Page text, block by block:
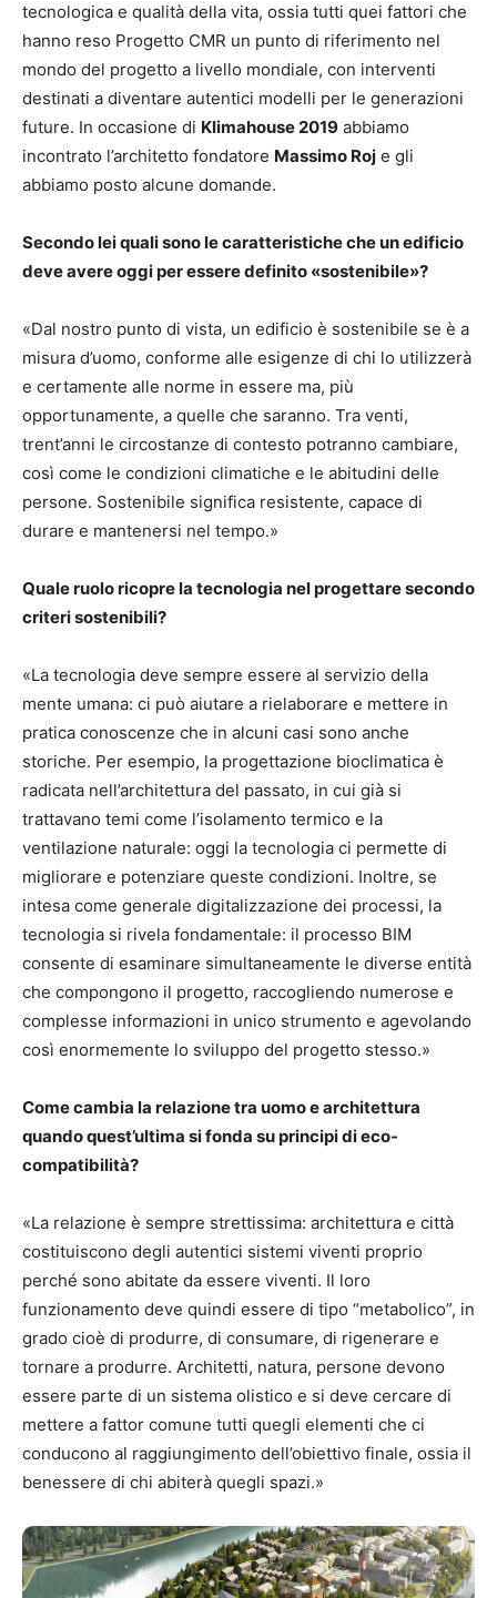
tecnologica e qualità della vita, ossia tutti quei fattori che
hanno reso Progetto CMR un punto di riferimento nel
mondo del progetto a livello mondiale, con interventi
destinati a diventare autentici modelli per le generazioni
future. In occasione di Klimahouse 2019 abbiamo
incontrato l’architetto fondatore Massimo Roj e gli
abbiamo posto alcune domande.
Secondo lei quali sono le caratteristiche che un edificio
deve avere oggi per essere definito «sostenibile»?
«Dal nostro punto di vista, un edificio è sostenibile se è a
misura d’uomo, conforme alle esigenze di chi lo utilizzerà
e certamente alle norme in essere ma, più
opportunamente, a quelle che saranno. Tra venti,
trent’anni le circostanze di contesto potranno cambiare,
così come le condizioni climatiche e le abitudini delle
persone. Sostenibile significa resistente, capace di
durare e mantenersi nel tempo.»
Quale ruolo ricopre la tecnologia nel progettare secondo
criteri sostenibili?
«La tecnologia deve sempre essere al servizio della
mente umana: ci può aiutare a rielaborare e mettere in
pratica conoscenze che in alcuni casi sono anche
storiche. Per esempio, la progettazione bioclimatica è
radicata nell’architettura del passato, in cui già si
trattavano temi come l’isolamento termico e la
ventilazione naturale: oggi la tecnologia ci permette di
migliorare e potenziare queste condizioni. Inoltre, se
intesa come generale digitalizzazione dei processi, la
tecnologia si rivela fondamentale: il processo BIM
consente di esaminare simultaneamente le diverse entità
che compongono il progetto, raccogliendo numerose e
complesse informazioni in unico strumento e agevolando
così enormemente lo sviluppo del progetto stesso.»
Come cambia la relazione tra uomo e architettura
quando quest’ultima si fonda su principi di eco-
compatibilità?
«La relazione è sempre strettissima: architettura e città
costituiscono degli autentici sistemi viventi proprio
perché sono abitate da essere viventi. Il loro
funzionamento deve quindi essere di tipo “metabolico”, in
grado cioè di produrre, di consumare, di rigenerare e
tornare a produrre. Architetti, natura, persone devono
essere parte di un sistema olistico e si deve cercare di
mettere a fattor comune tutti quegli elementi che ci
conducono al raggiungimento dell’obiettivo finale, ossia il
benessere di chi abiterà quegli spazi.»